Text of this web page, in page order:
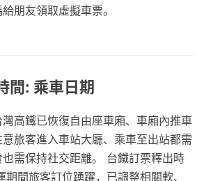
朋友領取虛擬車票。
間: 乘車日期
高鐵已恢復自由座車廂、車廂內推車
旅客進入車站大廳、乘車至出站都需
需保持社交距離。 台鐵訂票釋出時
間旅客訂位踴躍，已調整相關軟、